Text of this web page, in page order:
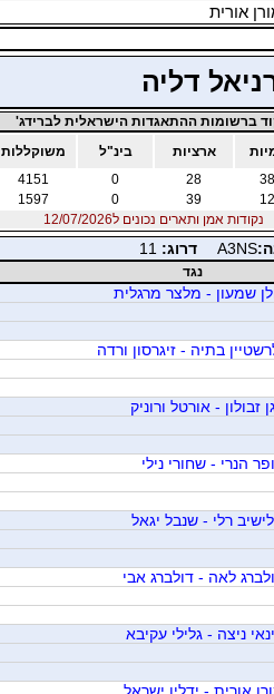
אורית
דליה
ברשומות ההתאגדות הישראלית לברידג'
ארציות בינ"ל
משוקללות
28
0
4151
39
0
1597
נקודות אמן ותארים נכונים ל12/07/2026
A3NS דרוג: 11
נגד
שמעון - מלצר מרגלית
בתיה - זיגרסון ורדה
זבולון - אורטל ורוניק
הנרי - שחורי נילי
רלי - שנבל יגאל
לאה - דולברג אבי
ניצה - גלילי עקיבא
אורית - ידלין ישראל